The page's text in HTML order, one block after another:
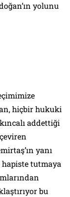
yolunu
hiçbir hukuki
addettiği
yanı
hapiste tutmaya
bu